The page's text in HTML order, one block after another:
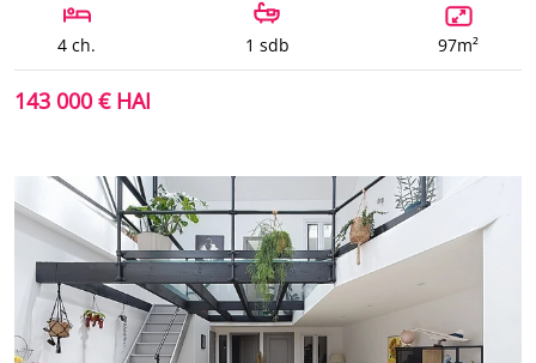
4 ch. 1 sdb 97m²
143 000 € HAI